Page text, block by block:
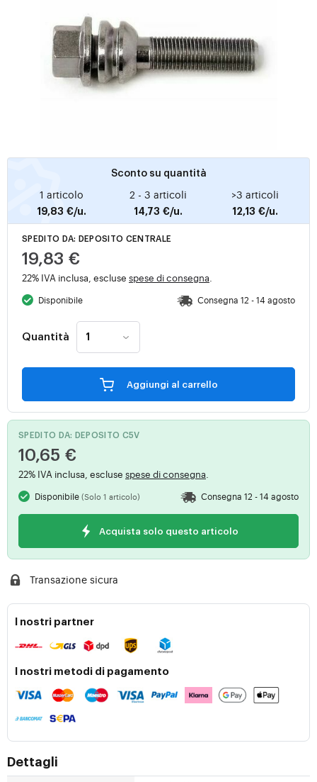
Sconto su quantità
1 articolo
19,83 €/u.
2 - 3 articoli
14,73 €/u.
>3 articoli
12,13 €/u.
SPEDITO DA: DEPOSITO CENTRALE
19,83 €
22% IVA inclusa, escluse spese di consegna
Disponibile Consegna 12 - 14 agosto
Quantità
Aggiungi al carrello
SPEDITO DA: DEPOSITO C5V
10,65 €
22% IVA inclusa, escluse spese di consegna
Disponibile(Solo 1 articolo) Consegna 12 - 14 agosto
Acquista solo questo articolo
Transazione sicura
I nostri partner
I nostri metodi di pagamento
Dettagli